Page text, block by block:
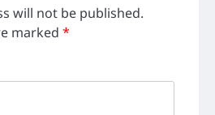
will not be published.
marked *